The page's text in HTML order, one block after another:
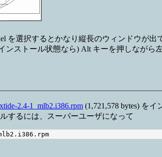
を選択するとかなり縦長のウィンドウが
ンストール状態なら) Alt キーを押しながら
xtide-2.4-1_mlb2.i386.rpm (1,721,578 bytes) をイ
するには、スーパーユーザになって